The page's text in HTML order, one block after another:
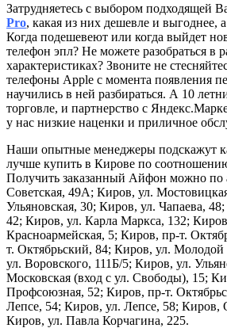
Затрудняетесь с выбором подходящей
Pro, какая из них дешевле и выгоднее,
Когда подешевеют или когда выйдет
телефон эпл? Не можете разобраться в
характеристиках? Звоните не
телефоны Apple с момента появления
научились в ней разбираться. А 10
торговле, и партнерство с
у нас низкие наценки и приличное
Наши опытные менеджеры подскажут
лучше купить в Кирове по
Получить заказанный Айфон можно по
Советская, 49А; Киров, ул.
Ульяновская, 30; Киров, ул. Чапаева,
42; Киров, ул. Карла Маркса, 132;
Красноармейская, 5; Киров, пр-т.
т. Октябрьский, 84; Киров, ул.
ул. Воровского, 111Б/5; Киров, ул.
Московская (вход с ул. Свободы), 15;
Профсоюзная, 52; Киров, пр-т.
Лепсе, 54; Киров, ул. Лепсе, 58; Киров,
Киров, ул. Павла Корчагина, 225.